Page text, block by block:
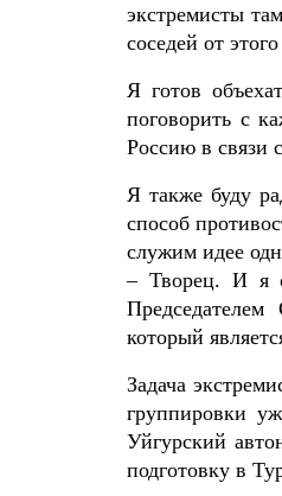
экстремисты
соседей от этого
Я готов
поговорить с
Россию в связи
Я также буду
способ
служим идее
– Творец. И я
который
Задача
группировки
Уйгурский
подготовку в